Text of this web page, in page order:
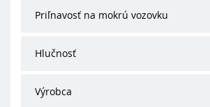
Priľnavosť na mokrú vozovku
Hlučnosť
Výrobca